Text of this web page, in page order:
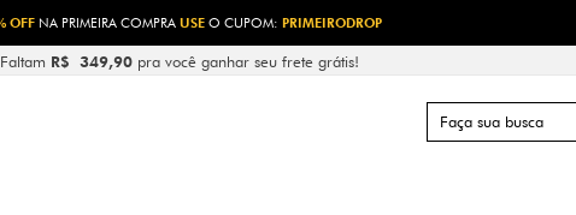
Faltam R$ 349,90 pra você ganhar seu frete grátis!